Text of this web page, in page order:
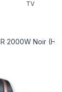
TV
2000W Noir